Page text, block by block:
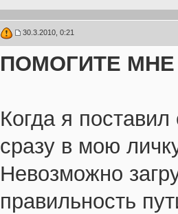
30.3.2010, 0:21
ПОМОГИТЕ МНЕ
Когда я
сразу в мою
Невозможно
правильность